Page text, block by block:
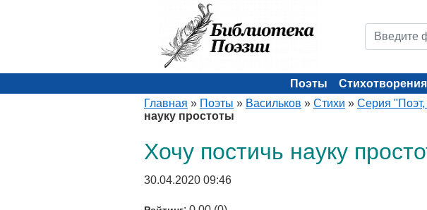
Поэты Стихотворения
Главная » Поэты » Васильков » Стихи » Серия
науку простоты
Хочу постичь науку
30.04.2020 09:46